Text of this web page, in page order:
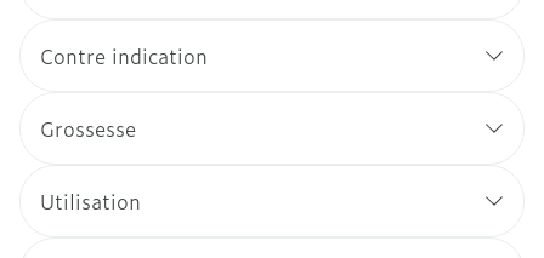
Contre indication
Grossesse
Utilisation